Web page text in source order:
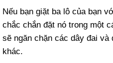
Nếu bạn giặt ba lô của bạn
chắc chắn đặt nó trong một
sẽ ngăn chặn các dây đai và
khác.